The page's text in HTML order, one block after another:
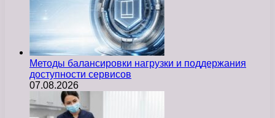
Методы балансировки нагрузки и поддержания
доступности сервисов
07.08.2026